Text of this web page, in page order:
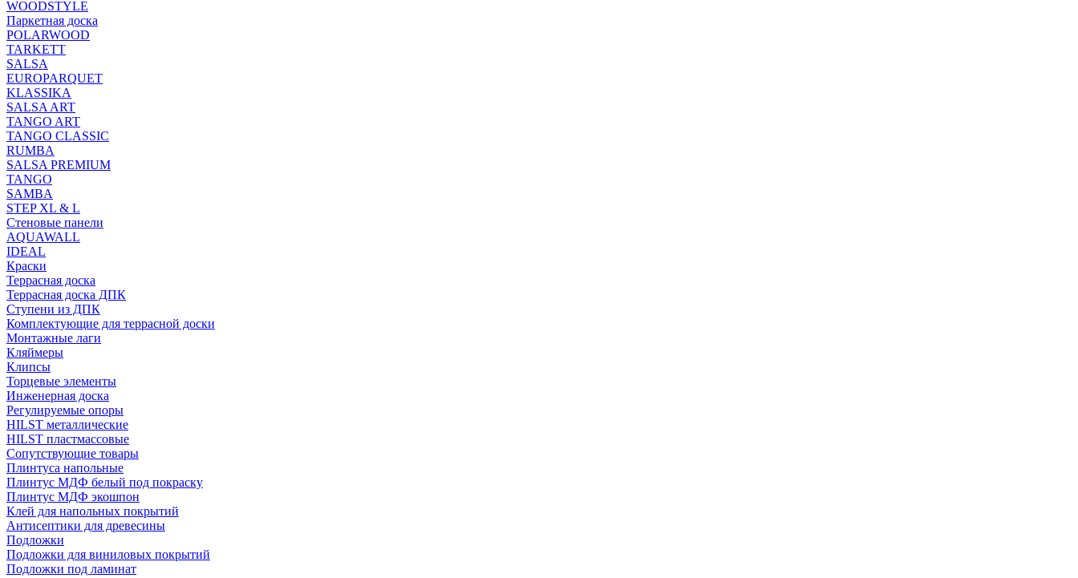
WOODSTYLE
Паркетная доска
POLARWOOD
TARKETT
SALSA
EUROPARQUET
KLASSIKA
SALSA ART
TANGO ART
TANGO CLASSIC
RUMBA
SALSA PREMIUM
TANGO
SAMBA
STEP XL & L
Стеновые панели
AQUAWALL
IDEAL
Краски
Террасная доска
Террасная доска ДПК
Ступени из ДПК
Комплектующие для террасной доски
Монтажные лаги
Кляймеры
Клипсы
Торцевые элементы
Инженерная доска
Регулируемые опоры
HILST металлические
HILST пластмассовые
Сопутствующие товары
Плинтуса напольные
Плинтус МДФ белый под покраску
Плинтус МДФ экошпон
Клей для напольных покрытий
Антисептики для древесины
Подложки
Подложки для виниловых покрытий
Подложки под ламинат